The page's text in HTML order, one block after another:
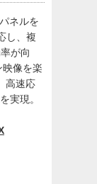
ネルを
し、複
が向
映像を楽
高速応
実現。